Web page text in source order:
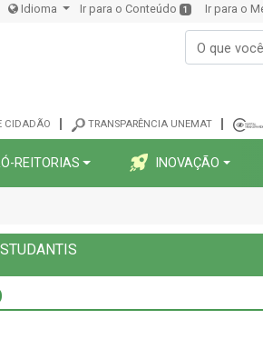
Idioma Ir para o Conteúdo 1 Ir para o
CIDADÃO TRANSPARÊNCIA UNEMAT
REITORIAS INOVAÇÃO